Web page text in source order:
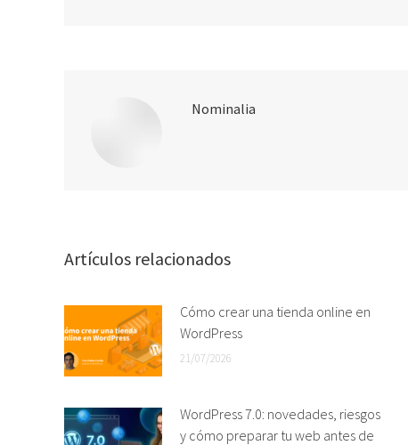
Nominalia
Artículos relacionados
Cómo crear una tienda online en
WordPress
21/07/2026
WordPress 7.0: novedades, riesgos
y cómo preparar tu web antes de